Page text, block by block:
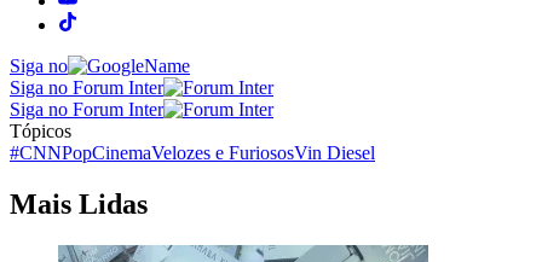
Siga no
Siga no Forum Inter
Siga no Forum Inter
Tópicos
#CNNPopCinemaVelozes e FuriososVin Diesel
Mais Lidas